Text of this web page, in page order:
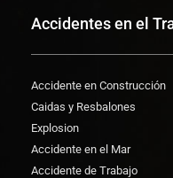
Accidentes en el
Accidente en Construcción
Caidas y Resbalones
Explosion
Accidente en el Mar
Accidente de Trabajo